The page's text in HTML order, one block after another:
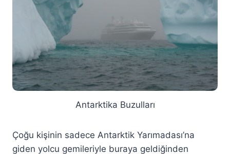
Antarktika Buzulları
Çoğu kişinin sadece Antarktik Yarımadası’na
giden yolcu gemileriyle buraya geldiğinden